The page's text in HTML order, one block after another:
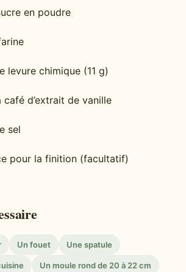
en poudre
levure chimique (11 g)
café d’extrait de vanille
sel
pour la finition (facultatif)
Un fouet Une spatule
Un moule rond de 20 à 22 cm